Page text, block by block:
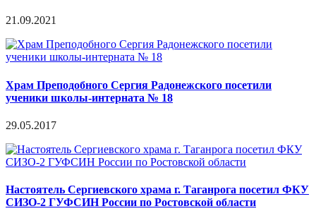
21.09.2021
Храм Преподобного Сергия Радонежского посетили
ученики школы-интерната № 18
29.05.2017
Настоятель Сергиевского храма г. Таганрога посетил ФКУ
СИЗО-2 ГУФСИН России по Ростовской области